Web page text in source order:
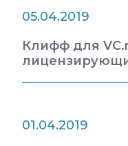
05.04.2019
Клифф для
01.04.2019